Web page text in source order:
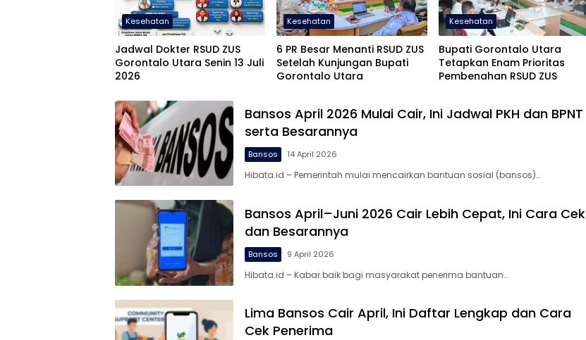
Kesehatan
Jadwal Dokter RSUD ZUS
Gorontalo Utara Senin 13 Juli
2026
Kesehatan
6 PR Besar Menanti RSUD ZUS
Setelah Kunjungan Bupati
Gorontalo Utara
Kesehatan
Bupati Gorontalo Utara
Tetapkan Enam Prioritas
Pembenahan RSUD ZUS
Bansos April 2026 Mulai Cair, Ini Jadwal PKH dan BPNT
serta Besarannya
Bansos 14 April 2026
Hibata.id – Pemerintah mulai mencairkan bantuan sosial (bansos)…
Bansos April–Juni 2026 Cair Lebih Cepat, Ini Cara Cek
dan Besarannya
Bansos 9 April 2026
Hibata.id – Kabar baik bagi masyarakat penerima bantuan…
Lima Bansos Cair April, Ini Daftar Lengkap dan Cara
Cek Penerima